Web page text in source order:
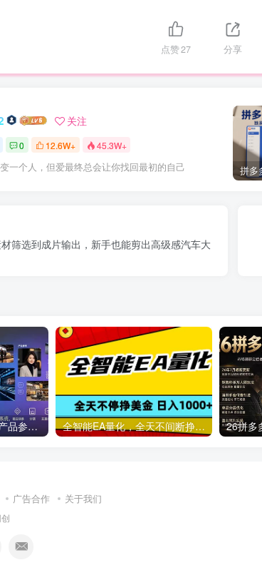
点赞27 分享
关注
0 12.6W+ 45.3W+
一个人，但爱最终总会让你找回最初的自己
筛选到成片输出，新手也能剪出高级感汽车大
AI视频工作流系统课：产品参考图+风格+人物+场景+分镜，五重参考锁定视觉系统，稳定产出高质量视频 全智能EA量化，全天不间断挣美金，，小白轻松操作，日入1000+
广告合作 关于我们